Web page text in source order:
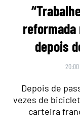
reformada
depois
Depois de
vezes de
carteira